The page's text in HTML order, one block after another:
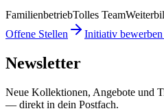
FamilienbetriebTolles Team
Offene Stellen
Initiativ
Newsletter
Neue Kollektionen, Angebote und
— direkt in dein Postfach.